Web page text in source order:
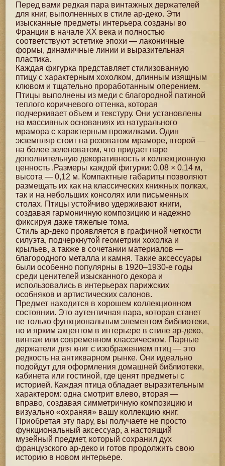
Перед вами редкая пара винтажных держателей
для книг, выполненных в стиле ар-деко. Эти
изысканные предметы интерьера созданы во
Франции в начале XX века и полностью
соответствуют эстетике эпохи — лаконичные
формы, динамичные линии и выразительная
пластика.
Каждая фигурка представляет стилизованную
птицу с характерным хохолком, длинным изящным
клювом и тщательно проработанным оперением.
Птицы выполнены из меди с благородной патиной
теплого коричневого оттенка, которая
подчеркивает объем и текстуру. Они установлены
на массивных основаниях из натурального
мрамора с характерным прожилками. Один
экземпляр стоит на розоватом мраморе, второй —
на более зеленоватом, что придает паре
дополнительную декоративность и коллекционную
ценность .Размеры каждой фигурки: 0,08 × 0,14 м,
высота — 0,12 м. Компактные габариты позволяют
размещать их как на классических книжных полках,
так и на небольших консолях или письменных
столах. Птицы устойчиво удерживают книги,
создавая гармоничную композицию и надежно
фиксируя даже тяжелые тома.
Стиль ар-деко проявляется в графичной четкости
силуэта, подчеркнутой геометрии хохолка и
крыльев, а также в сочетании материалов —
благородного металла и камня. Такие аксессуары
были особенно популярны в 1920–1930-е годы
среди ценителей изысканного декора и
использовались в интерьерах парижских
особняков и артистических салонов.
Предмет находится в хорошем коллекционном
состоянии. Это аутентичная пара, которая станет
не только функциональным элементом библиотеки,
но и ярким акцентом в интерьере в стиле ар-деко,
винтаж или современном классическом. Парные
держатели для книг с изображением птиц — это
редкость на антикварном рынке. Они идеально
подойдут для оформления домашней библиотеки,
кабинета или гостиной, где ценят предметы с
историей. Каждая птица обладает выразительным
характером: одна смотрит влево, вторая —
вправо, создавая симметричную композицию и
визуально «охраняя» вашу коллекцию книг.
Приобретая эту пару, вы получаете не просто
функциональный аксессуар, а настоящий
музейный предмет, который сохранил дух
французского ар-деко и готов продолжить свою
историю в новом интерьере.